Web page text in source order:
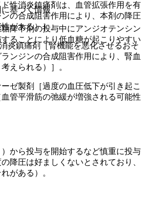
基づく情報
降下剤の投与中にアンジオテンシン
ることにより低血糖が起こりやすい
性消炎鎮痛剤は、血管拡張作用を有
の合成阻害作用により、本剤の降圧
がある）］。
炎鎮痛剤［腎機能を悪化させるおそ
ンジンの合成阻害作用により、腎血
えられる）］。
ゼ製剤［過度の血圧低下が引き起こ
管平滑筋の弛緩が増強される可能性
から投与を開始するなど慎重に投与
降圧は好ましくないとされており、
がある）。